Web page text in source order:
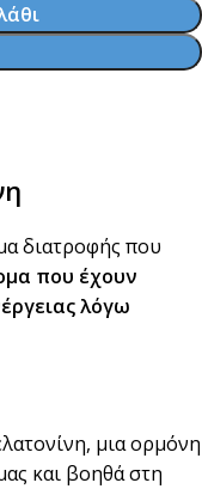
διατροφής που
που έχουν
λόγω
μια ορμόνη
και βοηθά στη